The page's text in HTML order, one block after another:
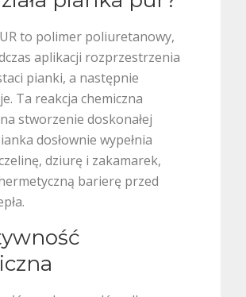
to polimer poliuretanowy,
aplikacji rozprzestrzenia
pianki, a następnie
Ta reakcja chemiczna
stworzenie doskonałej
dosłownie wypełnia
dziurę i zakamarek,
barierę przed